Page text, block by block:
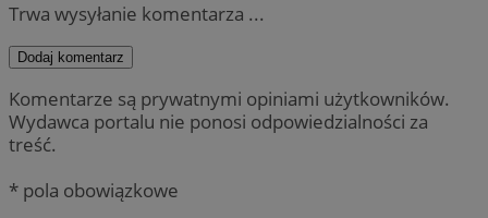
Trwa wysyłanie komentarza ...
Dodaj komentarz
Komentarze są prywatnymi opiniami użytkowników.
Wydawca portalu nie ponosi odpowiedzialności za
treść.
* pola obowiązkowe